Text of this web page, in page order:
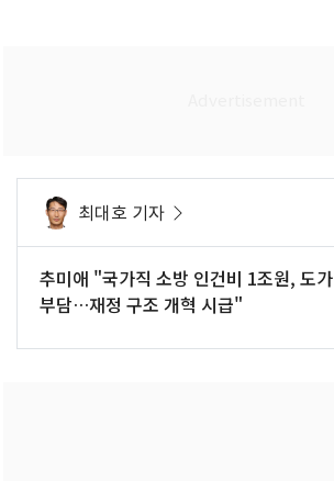
최대호 기자
추미애 "국가직 소방 인건비 1조원, 도가
부담…재정 구조 개혁 시급"